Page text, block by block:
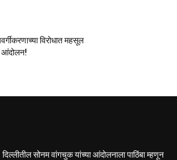
विरोधात महसूल
आंदोलन!
दिल्लीतील सोनम वांगचुक यांच्या आंदोलनाला पाठिंबा म्हणून